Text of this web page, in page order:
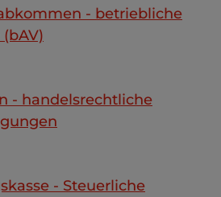
- betriebliche
- handelsrechtliche
- Steuerliche